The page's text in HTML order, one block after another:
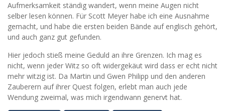
Aufmerksamkeit ständig wandert, wenn meine Augen nicht
selber lesen können. Für Scott Meyer habe ich eine Ausnahme
gemacht, und habe die ersten beiden Bände auf englisch gehört,
und auch ganz gut gefunden.
Hier jedoch stieß meine Geduld an ihre Grenzen. Ich mag es
nicht, wenn jeder Witz so oft widergekäut wird dass er echt nicht
mehr witzig ist. Da Martin und Gwen Philipp und den anderen
Zauberern auf ihrer Quest folgen, erlebt man auch jede
Wendung zweimal, was mich irgendwann genervt hat.